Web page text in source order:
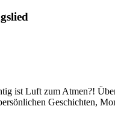
ist Luft zum Atmen?!
Geschichten,